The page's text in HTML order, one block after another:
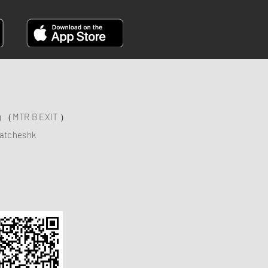
MTR B EXIT ）